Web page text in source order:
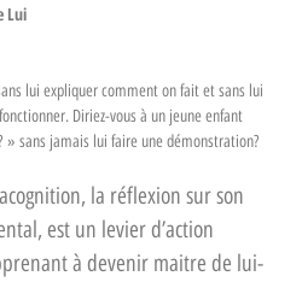
Lui
lui expliquer comment on fait et sans lui
Diriez-vous à un jeune enfant
sans jamais lui faire une démonstration?
la réflexion sur son
est un levier d’action
à devenir maitre de lui-